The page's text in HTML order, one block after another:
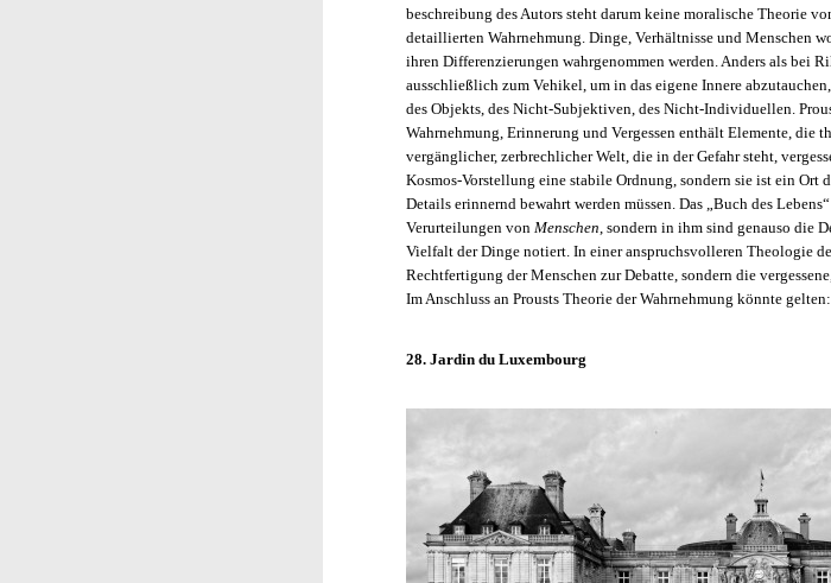
beschreibung des Autors steht darum keine moralische Theorie
detaillierten Wahrnehmung. Dinge, Verhältnisse und Menschen
ihren Differenzierungen wahrgenommen werden. Anders als bei
ausschließlich zum Vehikel, um in das eigene Innere
des Objekts, des Nicht-Subjektiven, des Nicht-Individuellen.
Wahrnehmung, Erinnerung und Vergessen enthält Elemente, die
vergänglicher, zerbrechlicher Welt, die in der Gefahr steht,
Kosmos-Vorstellung eine stabile Ordnung, sondern sie ist ein Ort
Details erinnernd bewahrt werden müssen. Das „Buch des
Verurteilungen von Menschen , sondern in ihm sind genauso die
Vielfalt der Dinge notiert. In einer anspruchsvolleren Theologie
Rechtfertigung der Menschen zur Debatte, sondern die
Im Anschluss an Prousts Theorie der Wahrnehmung könnte
28. Jardin du Luxembourg